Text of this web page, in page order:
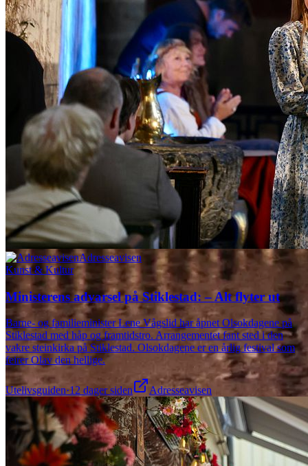
Adresseavisen
Kunst & Kultur
Minis­terens advarsel på Stikle­stad: – Alt flyter ut
Barne- og familieminister Lene Vågslid har åpnet Olsokdagene på
Stiklestad med håp og framtidstro. Arrangementet fant sted i den
vakre steinkirka på Stiklestad. Olsokdagene er en årlig festival som
feirer Olav den hellige.
Utelivsguiden·12 dager siden Adresseavisen